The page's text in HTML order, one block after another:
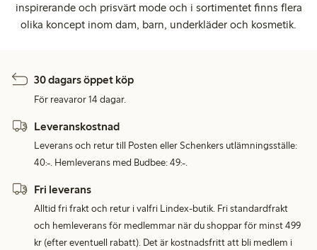
inspirerande och prisvärt mode och i sortimentet finns flera
olika koncept inom dam, barn, underkläder och kosmetik.
30 dagars öppet köp
För reavaror 14 dagar.
Leveranskostnad
Leverans och retur till Posten eller Schenkers utlämningsställe:
40:-. Hemleverans med Budbee: 49:-.
Fri leverans
Alltid fri frakt och retur i valfri Lindex-butik. Fri standardfrakt
och hemleverans för medlemmar när du shoppar för minst 499
kr (efter eventuell rabatt). Det är kostnadsfritt att bli medlem i